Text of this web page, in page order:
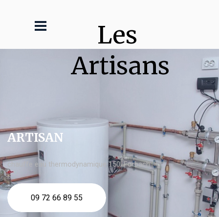
Les
Artisans
ARTISAN
chauffe eau thermodynamique 150l Forbach
09 72 66 89 55